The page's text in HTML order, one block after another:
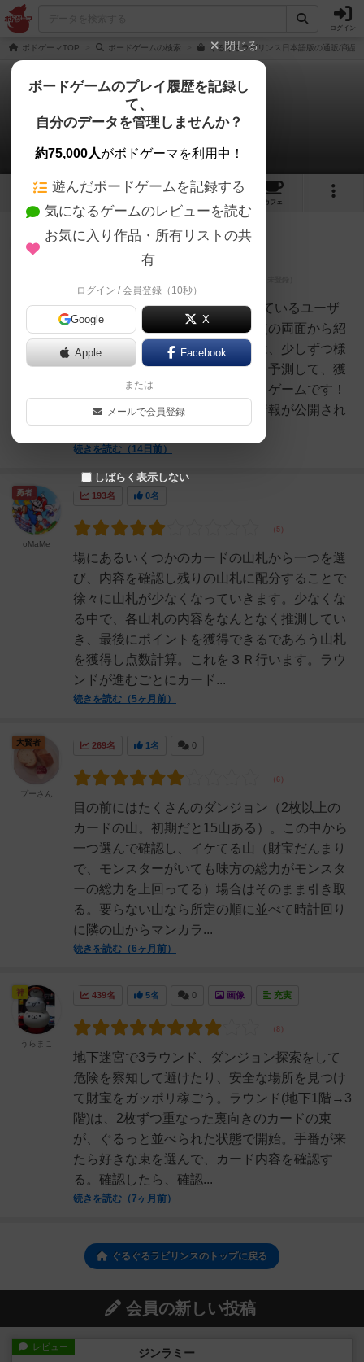
ログイン
ボドゲーマTOP ボードゲームの検索 ぐるぐるラビリンス日本語版の通販/商品
ぐるぐるラビリンス
4件のレビュー
2 4
カフェ
113名 充実
ボードゲームを1,000個以上持っているユーザ
ー視点で良かった点と悪かった点の両面から紹
介します！ぐるぐるラビリンスは、少しずつ様
子が分かってくるカードの内容を予測して、獲
得するカードを選ぶ面白いカードゲームです！
含まれているカードの全リスト情報が公開され
ているので、そこか...
続きを読む（14日前）
（Oguland）
193名 0名
場にあるいくつかのカードの山札から一つを選
び、内容を確認し残りの山札に配分することで
徐々に山札が少なくなっていきます。少なくな
る中で、各山札の内容をなんとなく推測してい
き、最後にポイントを獲得できるであろう山札
を獲得し点数計算。これを３Ｒ行います。ラウ
ンドが進むごとにカード...
続きを読む（5ヶ月前）
勇者
oMaMe
269名 1名 0
目の前にはたくさんのダンジョン（2枚以上の
カードの山。初期だと15山ある）。この中から
一つ選んで確認し、イケてる山（財宝だんまり
で、モンスターがいても味方の総力がモンスタ
ーの総力を上回ってる）場合はそのまま引き取
る。要らない山なら所定の順に並べて時計回り
に隣の山からマンカラ...
続きを読む（6ヶ月前）
大賢者
プーさん
439名 5名 0 画像 充実
地下迷宮で3ラウンド、ダンジョン探索をして
危険を察知して避けたり、安全な場所を見つけ
て財宝をガッポリ稼ごう。ラウンド(地下1階→3
階)は、2枚ずつ重なった裏向きのカードの束
が、ぐるっと並べられた状態で開始。手番が来
たら好きな束を選んで、カード内容を確認す
る。確認したら、確認...
続きを読む（7ヶ月前）
神
うらまこ
ぐるぐるラビリンスのトップに戻る
会員の新しい投稿
レビュー ジンラミー
閉じる
ボードゲームのプレイ履歴を記録し
て、
自分のデータを管理しませんか？
約75,000人がボドゲーマを利用中！
遊んだボードゲームを記録する
気になるゲームのレビューを読む
お気に入り作品・所有リストの共
有
ログイン / 会員登録（10秒）
Google X
Apple Facebook
または
メールで会員登録
しばらく表示しない